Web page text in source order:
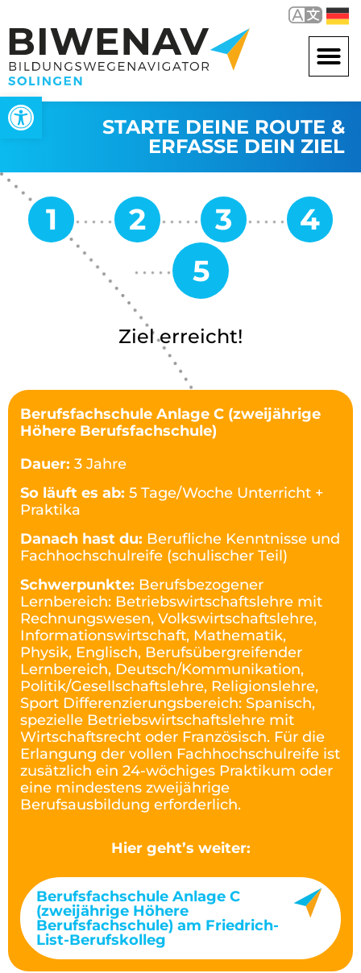
Werkzeugleiste öffnen
STARTE DEINE ROUTE &
ERFASSE DEIN ZIEL
Ziel erreicht!
Berufsfachschule Anlage C (zweijährige
Höhere Berufsfachschule)
Dauer: 3 Jahre
So läuft es ab: 5 Tage/Woche Unterricht +
Praktika
Danach hast du: Berufliche Kenntnisse und
Fachhochschulreife (schulischer Teil)
Schwerpunkte: Berufsbezogener
Lernbereich: Betriebswirtschaftslehre mit
Rechnungswesen, Volkswirtschaftslehre,
Informationswirtschaft, Mathematik,
Physik, Englisch, Berufsübergreifender
Lernbereich, Deutsch/Kommunikation,
Politik/Gesellschaftslehre, Religionslehre,
Sport Differenzierungsbereich: Spanisch,
spezielle Betriebswirtschaftslehre mit
Wirtschaftsrecht oder Französisch. Für die
Erlangung der vollen Fachhochschulreife ist
zusätzlich ein 24-wöchiges Praktikum oder
eine mindestens zweijährige
Berufsausbildung erforderlich.
Hier geht’s weiter:
Berufsfachschule Anlage C
(zweijährige Höhere
Berufsfachschule) am Friedrich-
List-Berufskolleg